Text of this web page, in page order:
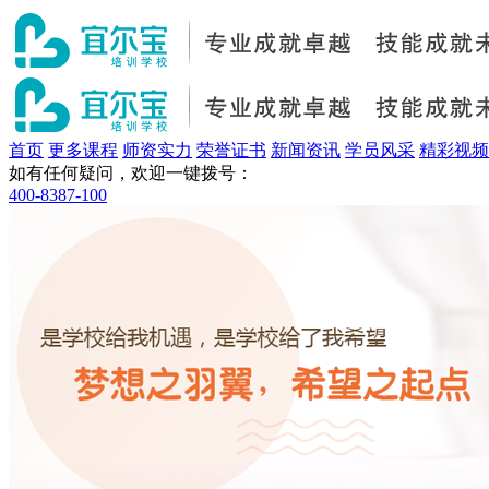
首页 更多课程 师资实力 荣誉证书 新闻资讯 学员风采 精彩视频
如有任何疑问，欢迎一键拨号：
400-8387-100